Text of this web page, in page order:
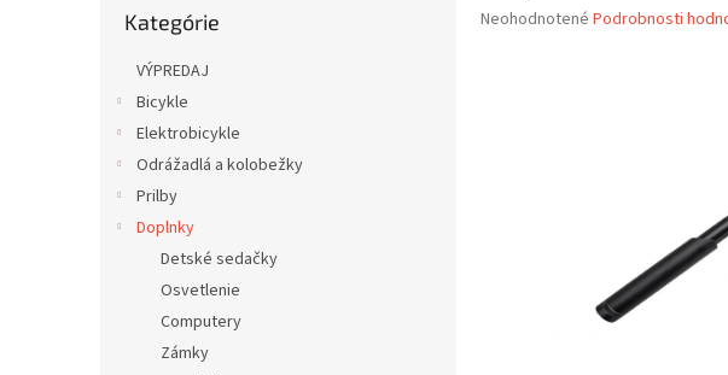
kategórie
Kategórie
VÝPREDAJ
Bicykle
Elektrobicykle
Odrážadlá a kolobežky
Prilby
Doplnky
Detské sedačky
Osvetlenie
Computery
Zámky
Priemerné
Neohodnotené Podrobnosti